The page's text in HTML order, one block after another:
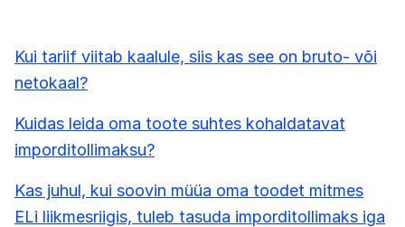
Kui tariif viitab kaalule, siis kas see on bruto- või
netokaal?
Kuidas leida oma toote suhtes kohaldatavat
imporditollimaksu?
Kas juhul, kui soovin müüa oma toodet mitmes
ELi liikmesriigis, tuleb tasuda imporditollimaks iga